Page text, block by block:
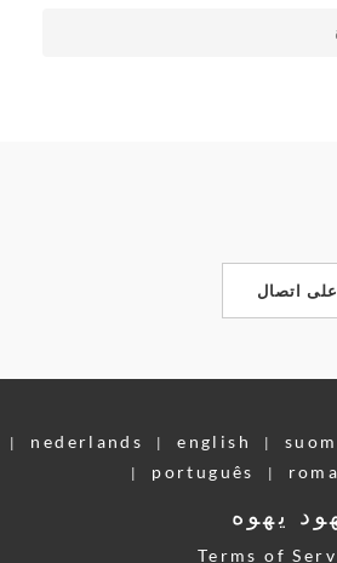
اتصال
| nederlands | english |
| português |
يهوه
Terms of